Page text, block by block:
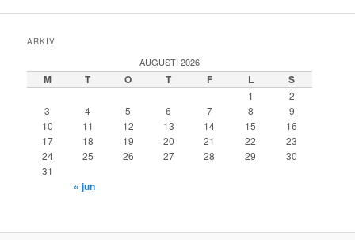
ARKIV
AUGUSTI 2026
M T O T F L S
1
2
3
4 5 6 7 8
9
10
11 12 13 14 15
16
17
18 19 20 21 22
23
24
25 26 27 28 29
30
31
« jun